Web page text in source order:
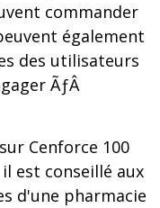
commander
également
des utilisateurs
ÃƒÂ
sur Cenforce 100
est conseillé aux
d'une pharmacie